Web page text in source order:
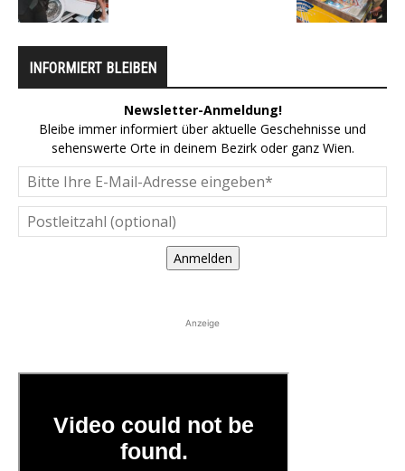
INFORMIERT BLEIBEN
Newsletter-Anmeldung!
Bleibe immer informiert über aktuelle Geschehnisse und
sehenswerte Orte in deinem Bezirk oder ganz Wien.
Anmelden
Anzeige